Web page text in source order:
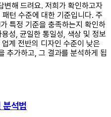
변해 드려요. 저희가 확인하고자
턴 수준에 대한 기준입니다. 주
특정 기준을 충족하는지 확인하
성, 균일한 통일성, 색상 및 정보
계 전반의 디자인 수준이 낮은
추가하고, 그 결과를 분석하게 됩
분석법